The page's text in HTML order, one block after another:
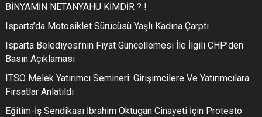
BİNYAMİN NETANYAHU KİMDİR ? !
Isparta’da Motosiklet Sürücüsü Yaşlı Kadına Çarptı
Isparta Belediyesi’nin Fiyat Güncellemesi İle İlgili CHP’den
Basın Açıklaması
ITSO Melek Yatırımcı Semineri: Girişimcilere Ve Yatırımcılara
Fırsatlar Anlatıldı
Eğitim-İş Sendikası İbrahim Oktugan Cinayeti İçin Protesto